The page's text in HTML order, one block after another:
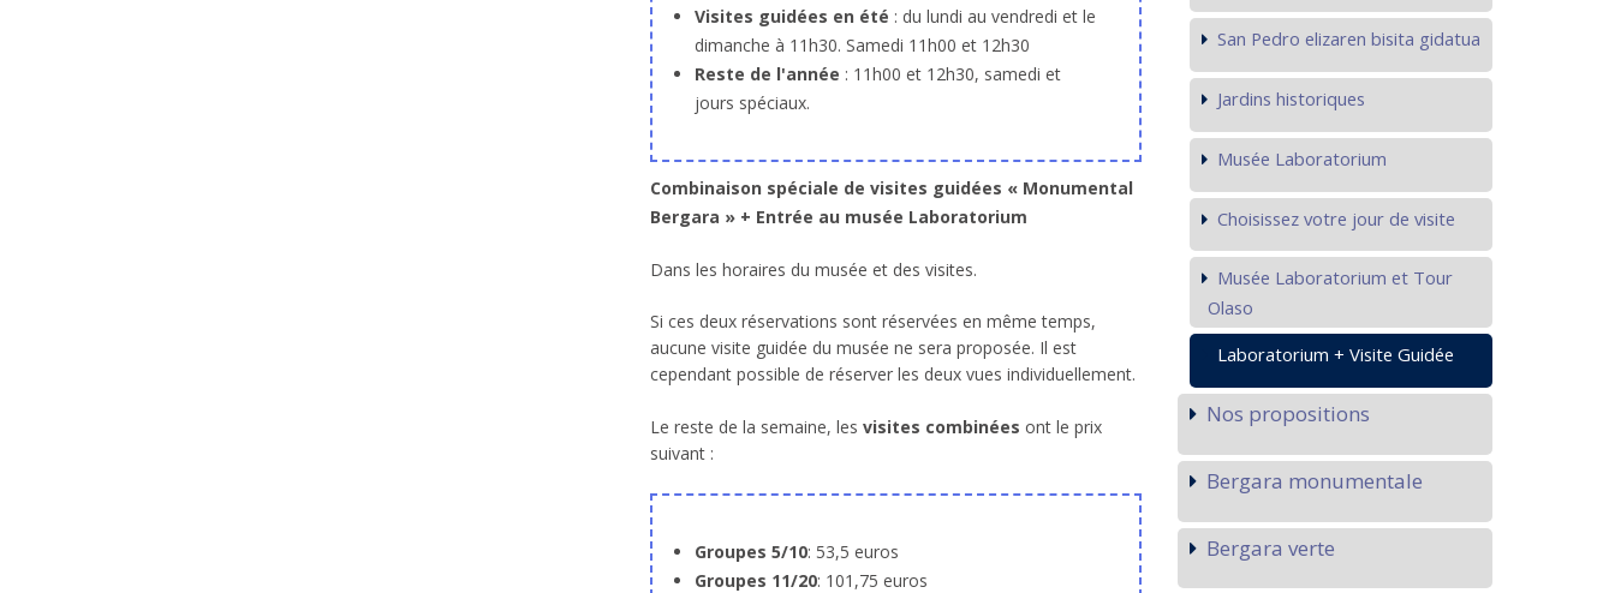
Visites guidées en été : du lundi au vendredi et le
dimanche à 11h30. Samedi 11h00 et 12h30
Reste de l'année : 11h00 et 12h30, samedi et
jours spéciaux.
Combinaison spéciale de visites guidées « Monumental
Bergara » + Entrée au musée Laboratorium
Dans les horaires du musée et des visites.
Si ces deux réservations sont réservées en même temps,
aucune visite guidée du musée ne sera proposée. Il est
cependant possible de réserver les deux vues individuellement.
Le reste de la semaine, les visites combinées ont le prix
suivant :
Groupes 5/10: 53,5 euros
Groupes 11/20: 101,75 euros
San Pedro elizaren bisita gidatua
Jardins historiques
Musée Laboratorium
Choisissez votre jour de visite
Musée Laboratorium et Tour
Olaso
Laboratorium + Visite Guidée
Nos propositions
Bergara monumentale
Bergara verte